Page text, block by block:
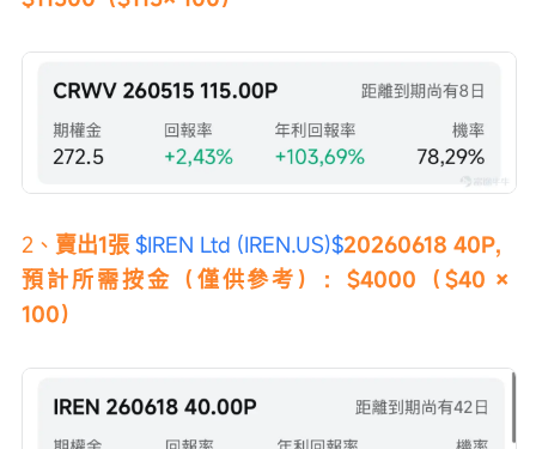
2、 賣出1張 $IREN Ltd (IREN.US)$20260618 40P，
預計所需按金（僅供參考）：$4000（$40 ×
100）